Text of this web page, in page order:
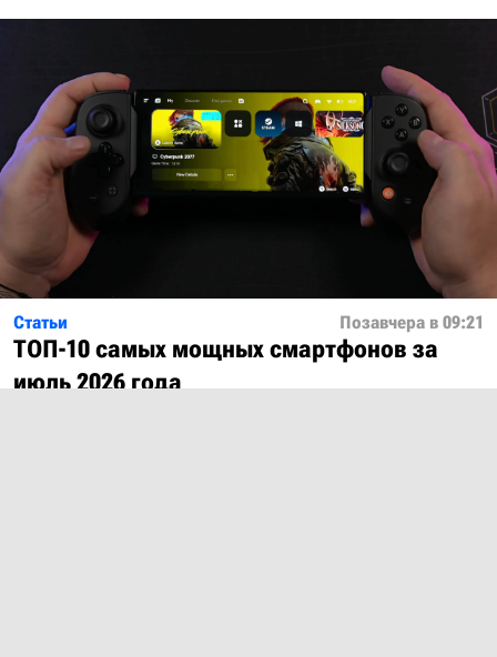
Статьи Позавчера в 09:21
ТОП-10 самых мощных смартфонов за
июль 2026 года